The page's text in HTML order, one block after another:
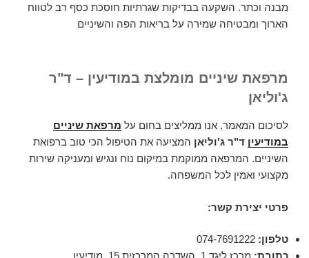
מבנה וכתר. השקעה בבדיקות שגרתיות חוסכת כסף רב לטווח
הארוך ומבטיחה שמירה על בריאות הפה והשיניים
מרפאת שיניים מומלצת במודיעין – ד"ר
ג'וליאן
לסיכום המאמר, אנו ממליצים בחום על מרפאת שיניים
במודיעין ד"ר ג'וליאן המציעה את הטיפול הכי טוב ברפואת
השיניים. המרפאה ממוקמת במיקום נוח ונגיש ומעניקה שירות
מקצועי ואמין לכל המשפחה.
פרטי יצירת קשר:
טלפון: